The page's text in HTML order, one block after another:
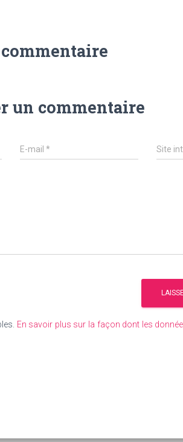
un commentaire
E-mail* Site
En savoir plus sur la façon dont les